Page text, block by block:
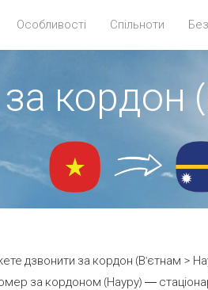
Особливості Спільноти
кордон
дзвонити за кордон (В'єтнам >
за кордоном (Науру) —